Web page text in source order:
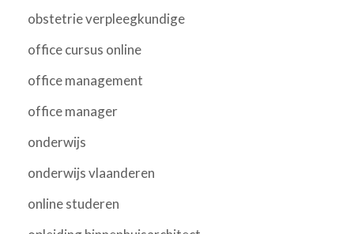
obstetrie verpleegkundige
office cursus online
office management
office manager
onderwijs
onderwijs vlaanderen
online studeren